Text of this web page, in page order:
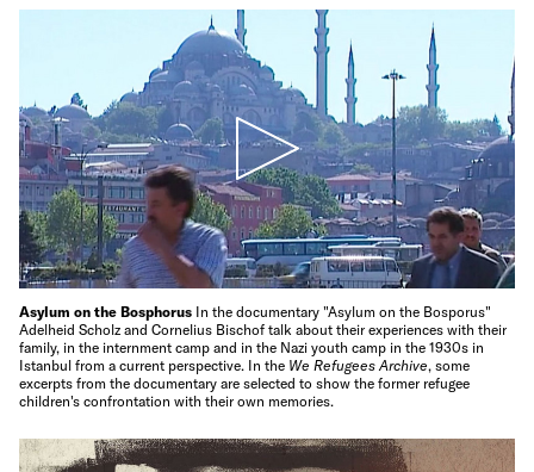
Asylum on the Bosphorus In the documentary "Asylum on the Bosporus"
Adelheid Scholz and Cornelius Bischof talk about their experiences with their
family, in the internment camp and in the Nazi youth camp in the 1930s in
Istanbul from a current perspective. In the We Refugees Archive, some
excerpts from the documentary are selected to show the former refugee
children's confrontation with their own memories.